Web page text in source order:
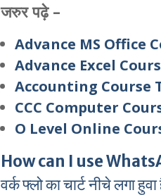
जरुर पढ़े –
Advance MS Office
Advance Excel
Accounting Course
CCC Computer
O Level Online
How can I use
वर्क फ्लो का चार्ट नीचे लगा